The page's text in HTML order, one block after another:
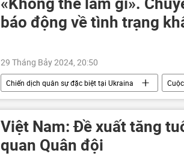
báo động về tình trạng
29 Tháng Bảy 2024, 20:50
Chiến dịch quân sự đặc biệt tại Ukraina
Thế giới
xung đột quân sự
Việt Nam: Đề xuất tăng
quan Quân đội